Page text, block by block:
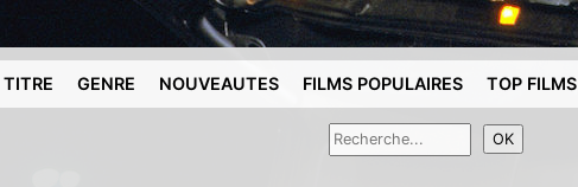
TITRE GENRE NOUVEAUTES FILMS POPULAIRES TOP FILMS